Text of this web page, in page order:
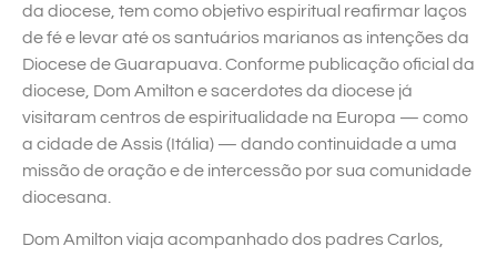
da diocese, tem como objetivo espiritual reafirmar laços
de fé e levar até os santuários marianos as intenções da
Diocese de Guarapuava. Conforme publicação oficial da
diocese, Dom Amilton e sacerdotes da diocese já
visitaram centros de espiritualidade na Europa — como
a cidade de Assis (Itália) — dando continuidade a uma
missão de oração e de intercessão por sua comunidade
diocesana.
Dom Amilton viaja acompanhado dos padres Carlos,